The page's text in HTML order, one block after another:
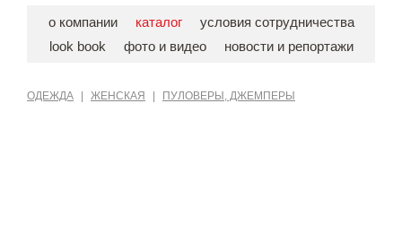
о компании каталог
условия сотрудничества
look book
фото и видео новости и репортажи
ОДЕЖДА ЖЕНСКАЯ ПУЛОВЕРЫ, ДЖЕМПЕРЫ